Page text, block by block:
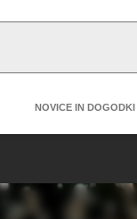
Header
NOVICE IN DOGODKI